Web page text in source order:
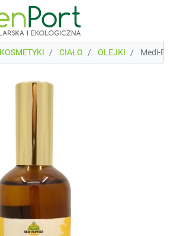
KOSMETYKI CIAŁO OLEJKI Medi-